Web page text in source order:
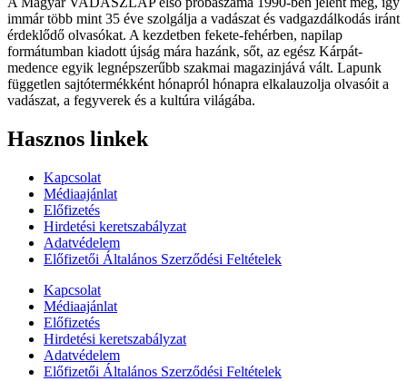
immár több mint 35 éve szolgálja a vadászat és vadgazdálkodás iránt
érdeklődő olvasókat. A kezdetben fekete-fehérben, napilap
formátumban kiadott újság mára hazánk, sőt, az egész Kárpát-
medence egyik legnépszerűbb szakmai magazinjává vált. Lapunk
független sajtótermékként hónapról hónapra elkalauzolja olvasóit a
vadászat, a fegyverek és a kultúra világába.
Hasznos linkek
Kapcsolat
Médiaajánlat
Előfizetés
Hirdetési keretszabályzat
Adatvédelem
Előfizetői Általános Szerződési Feltételek
Kapcsolat
Médiaajánlat
Előfizetés
Hirdetési keretszabályzat
Adatvédelem
Előfizetői Általános Szerződési Feltételek